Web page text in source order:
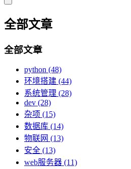
全部文章
全部文章
python (48)
环境搭建 (44)
系统管理 (28)
dev (28)
杂项 (15)
数据库 (14)
物联网 (13)
安全 (13)
web服务器 (11)